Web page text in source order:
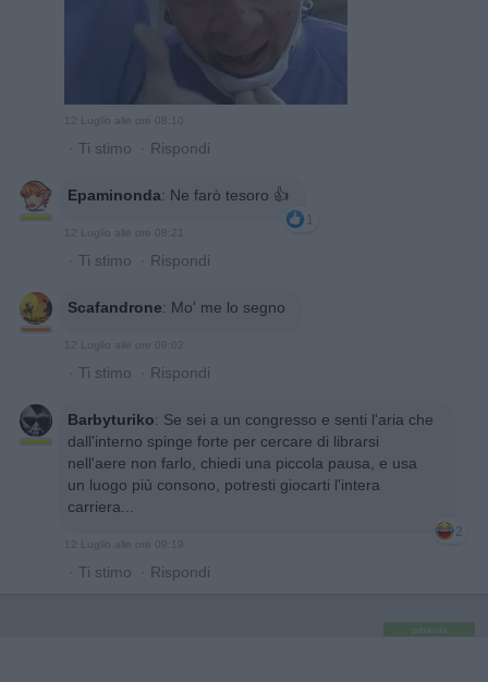
· Ti stimo · Rispondi
Epaminonda: Ne farò tesoro 👍
1
· Ti stimo · Rispondi
Scafandrone: Mo' me lo segno
12 Luglio alle ore 09:02
· Ti stimo · Rispondi
Barbyturiko: Se sei a un congresso e senti l'aria che
dall'interno spinge forte per cercare di librarsi
nell'aere non farlo, chiedi una piccola pausa, e usa
un luogo più consono, potresti giocarti l'intera
carriera...
2
12 Luglio alle ore 09:19
· Ti stimo · Rispondi
pubblicità